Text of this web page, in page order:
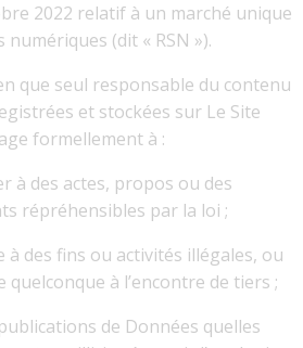
2022 relatif à un marché unique
numériques (dit « RSN »).
que seul responsable du contenu
et stockées sur Le Site
formellement à :
à des actes, propos ou des
répréhensibles par la loi ;
à des fins ou activités illégales, ou
à l’encontre de tiers ;
de Données quelles